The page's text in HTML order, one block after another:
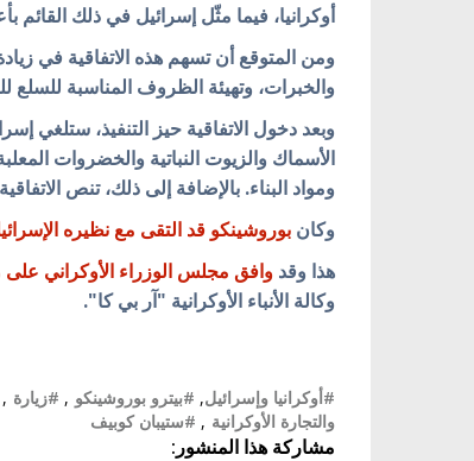
أوكرانيا، فيما مثّل إسرائيل في ذلك القائم
ومن المتوقع أن تسهم هذه الاتفاقية في
والخبرات، وتهيئة الظروف المناسبة للسلع
ومواد البناء. بالإضافة إلى ذلك، تنص
وكان بوروشينكو قد التقى مع نظيره
هذا وقد وافق مجلس الوزراء الأوكراني على
وكالة الأنباء الأوكرانية "آر بي كا".
#أوكرانيا وإسرائيل, #بيترو بوروشينكو , #زيارة ,
والتجارة الأوكرانية , #ستيبان كوبيف
مشاركة هذا المنشور: